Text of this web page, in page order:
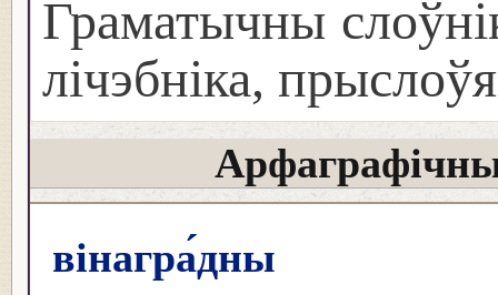
Граматычны
лічэбніка, прыслоўя
вінагра́дны